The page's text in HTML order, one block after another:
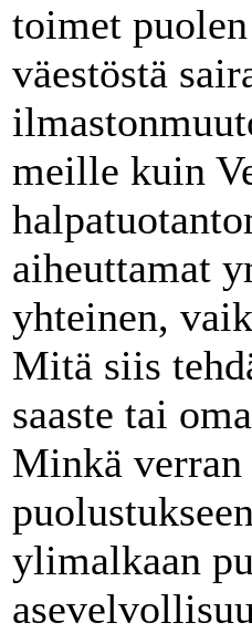
toimet
väestöstä
meille kuin
aiheuttamat
yhteinen,
Mitä siis
saaste tai
Minkä verran
ylimalkaan